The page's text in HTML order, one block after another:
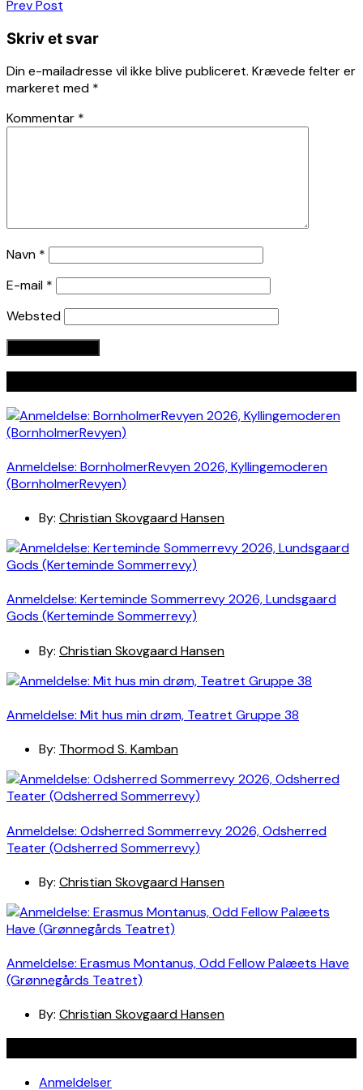
Indlægsnavigation
Prev Post
Skriv et svar
Din e-mailadresse vil ikke blive publiceret. Krævede felter er
markeret med *
Kommentar *
Navn *
E-mail *
Websted
Anmeldelse: BornholmerRevyen 2026, Kyllingemoderen
(BornholmerRevyen)
By: Christian Skovgaard Hansen
Anmeldelse: Kerteminde Sommerrevy 2026, Lundsgaard
Gods (Kerteminde Sommerrevy)
By: Christian Skovgaard Hansen
Anmeldelse: Mit hus min drøm, Teatret Gruppe 38
By: Thormod S. Kamban
Anmeldelse: Odsherred Sommerrevy 2026, Odsherred
Teater (Odsherred Sommerrevy)
By: Christian Skovgaard Hansen
Anmeldelse: Erasmus Montanus, Odd Fellow Palæets Have
(Grønnegårds Teatret)
By: Christian Skovgaard Hansen
Anmeldelser